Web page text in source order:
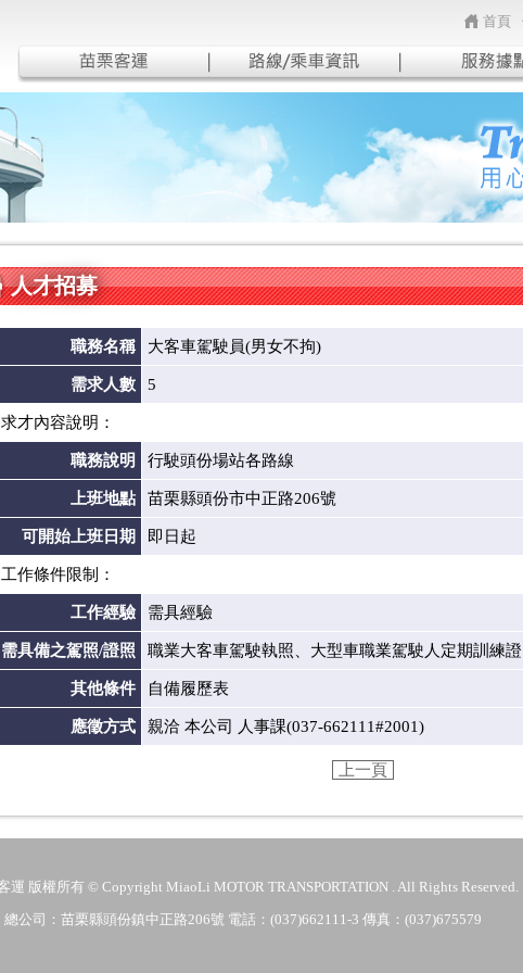
首頁
人才招募
職務名稱 大客車駕駛員(男女不拘)
需求人數 5
求才內容說明：
職務說明 行駛頭份場站各路線
上班地點 苗栗縣頭份市中正路206號
可開始上班日期 即日起
工作條件限制：
工作經驗 需具經驗
需具備之駕照/證照 職業大客車駕駛執照、大型車職業駕駛人定期訓練證
其他條件 自備履歷表
應徵方式 親洽 本公司 人事課(037-662111#2001)
上一頁
運 版權所有 © Copyright MiaoLi MOTOR TRANSPORTATION . All Rights Reserved.
總公司：苗栗縣頭份鎮中正路206號 電話：(037)662111-3 傳真：(037)675579